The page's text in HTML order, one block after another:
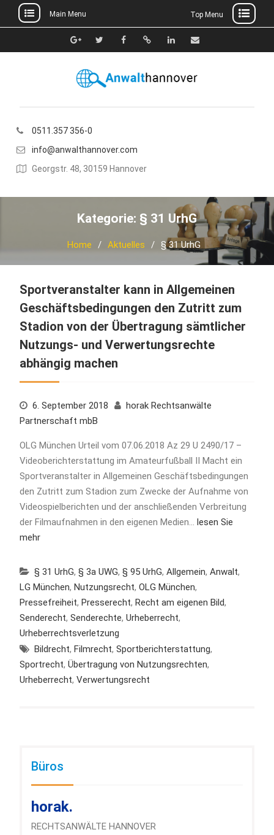
to
Main Menu Top Menu
Google+TwitterFacebook
Xing Linkedin
E-
0511.357 356-0
info@anwalthannover.com
Georgstr. 48, 30159 Hannover
Kategorie: § 31 UrhG
Home Aktuelles § 31 UrhG
Sportveranstalter kann in Allgemeinen
Geschäftsbedingungen den Zutritt zum
Stadion von der Übertragung sämtlicher
Nutzungs- und Verwertungsrechte
abhängig machen
6. September 2018
horak Rechtsanwälte
Partnerschaft mbB
OLG München Urteil vom 07.06.2018 Az 29 U 2490/17 –
Videoberichterstattung im Amateurfußball II Macht ein
Sportveranstalter in Allgemeinen Geschäftsbedingungen
den Zutritt zum Stadion zum Zwecke der Aufnahme von
Videospielberichten und der anschließenden Verbreitung
der Filmaufnahmen in den eigenen Medien… lesen Sie
mehr
§ 31 UrhG, § 3a UWG, § 95 UrhG, Allgemein, Anwalt,
LG München, Nutzungsrecht, OLG München,
Pressefreiheit, Presserecht, Recht am eigenen Bild,
Senderecht, Senderechte, Urheberrecht,
Urheberrechtsverletzung
Bildrecht, Filmrecht, Sportberichterstattung,
Sportrecht, Übertragung von Nutzungsrechten,
Urheberrecht, Verwertungsrecht
Büros
horak.
RECHTSANWÄLTE HANNOVER